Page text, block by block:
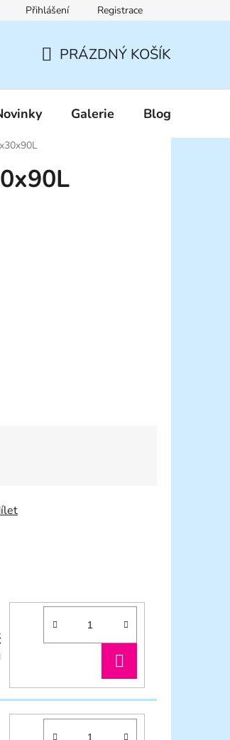
Pravidla zákaznických slev
Přihlášení Registrace
KOŠÍK
PRÁZDNÝ KOŠÍK
Galerie Blog
KOŠÍKU